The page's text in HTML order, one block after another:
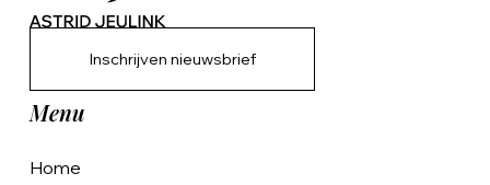
Inschrijven nieuwsbrief
Menu
Home